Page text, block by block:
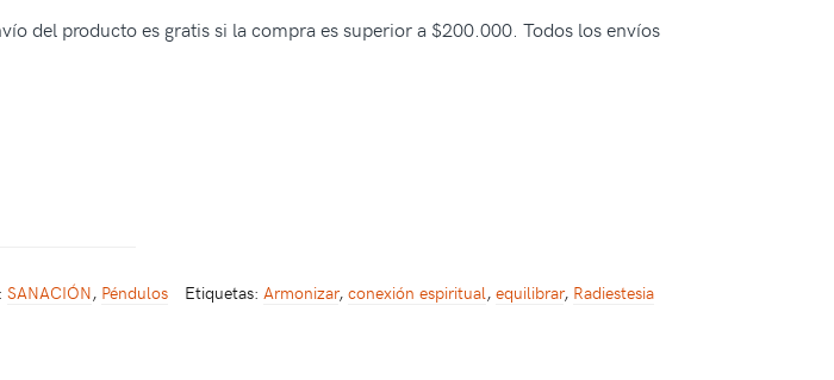
del producto es gratis si la compra es superior a $200.000. Todos los envíos
SANACIÓN, Péndulos Etiquetas: Armonizar, conexión espiritual, equilibrar, Radiestesia